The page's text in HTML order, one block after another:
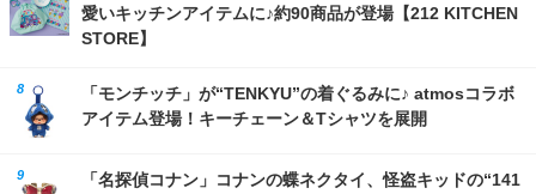
愛いキッチンアイテムに♪約90商品が登場【212 KITCHEN
STORE】
「モンチッチ」が“TENKYU”の着ぐるみに♪ atmosコラボ
アイテム登場！キーチェーン＆Tシャツを展開
「名探偵コナン」コナンの蝶ネクタイ、怪盗キッドの“141